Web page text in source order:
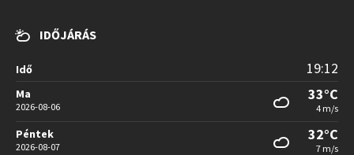
IDŐJÁRÁS
Idő 19:12
Ma
2026-08-06
33°C
4 m/s
Péntek
2026-08-07
32°C
7 m/s